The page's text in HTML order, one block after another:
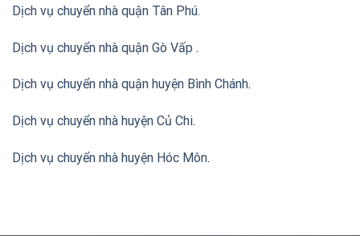
Dịch vụ chuyển nhà quận Tân Phú.
Dịch vụ chuyển nhà quận Gò Vấp .
Dịch vụ chuyển nhà quận huyện Bình Chánh.
Dịch vụ chuyển nhà huyện Củ Chi.
Dịch vụ chuyển nhà huyện Hóc Môn.